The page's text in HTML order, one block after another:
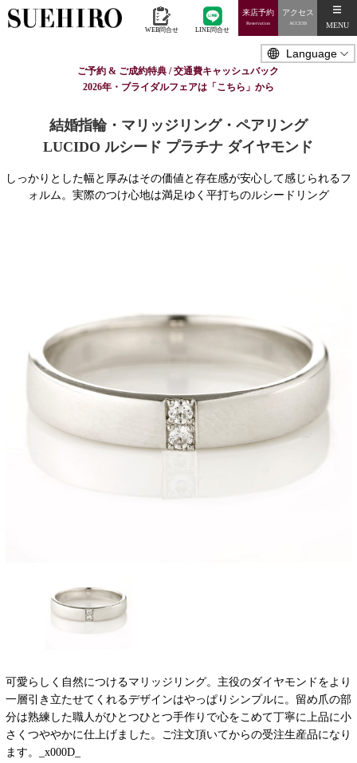
WEB問合せ LINE問合せ
来店予約
Reservation
アクセス
ACCESS MENU
ご予約 & ご成約特典 / 交通費キャッシュバック
2026年・ブライダルフェアは「こちら」から
結婚指輪・マリッジリング・ペアリング
LUCIDO ルシード プラチナ ダイヤモンド
しっかりとした幅と厚みはその価値と存在感が安心して感じられるフ
ォルム。実際のつけ心地は満足ゆく平打ちのルシードリング
可愛らしく自然につけるマリッジリング。主役のダイヤモンドをより
一層引き立たせてくれるデザインはやっぱりシンプルに。留め爪の部
分は熟練した職人がひとつひとつ手作りで心をこめて丁寧に上品に小
さくつややかに仕上げました。ご注文頂いてからの受注生産品になり
ます。_x000D_